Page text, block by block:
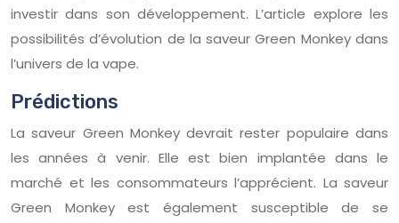
investir dans son développement. L’article explore les
possibilités d’évolution de la saveur Green Monkey dans
l’univers de la vape.
Prédictions
La saveur Green Monkey devrait rester populaire dans
les années à venir. Elle est bien implantée dans le
marché et les consommateurs l’apprécient. La saveur
Green Monkey est également susceptible de se